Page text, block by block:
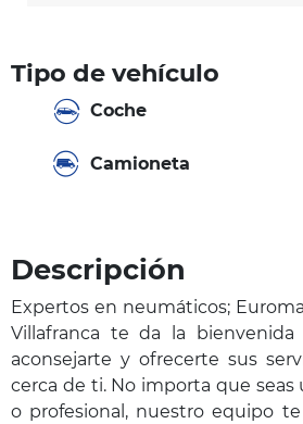
Tipo de vehículo
Coche
Camioneta
Descripción
Expertos en neumáticos;
Villafranca te da la bienvenida
aconsejarte y ofrecerte sus
cerca de ti. No importa que
o profesional, nuestro equipo